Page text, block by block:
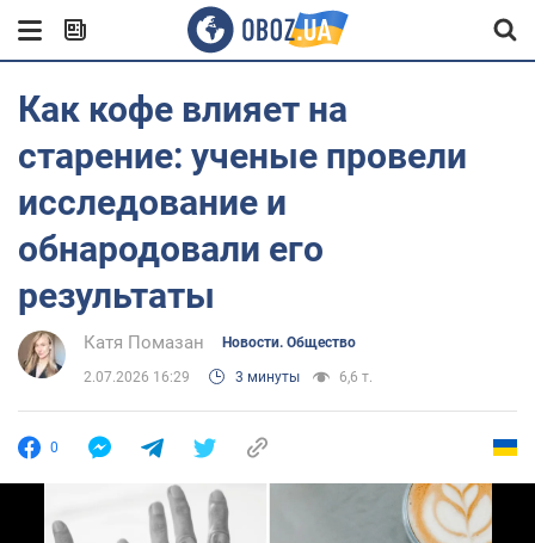
Как кофе влияет на
старение: ученые провели
исследование и
обнародовали его
результаты
Катя Помазан Новости. Общество
2.07.2026 16:29 3 минуты 6,6 т.
0